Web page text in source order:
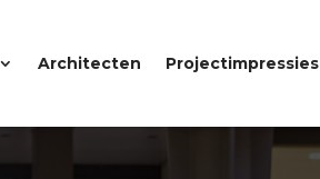
Architecten Projectimpressies